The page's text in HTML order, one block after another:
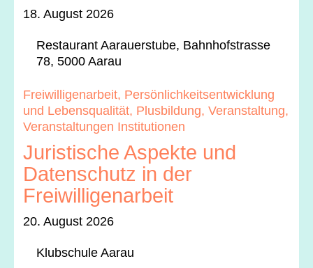
18. August 2026
Restau­rant Aarauer­stube, Bahn­hof­s­trasse
78, 5000 Aarau
Frei­willi­ge­nar­beit, Per­sön­lichkeit­sen­twick­lung
und Leben­squal­ität, Plus­bil­dung, Ver­anstal­tung,
Ver­anstal­tun­gen Insti­tu­tio­nen
Juristische Aspekte und
Datenschutz in der
Freiwilligenarbeit
20. August 2026
Klub­schule Aarau